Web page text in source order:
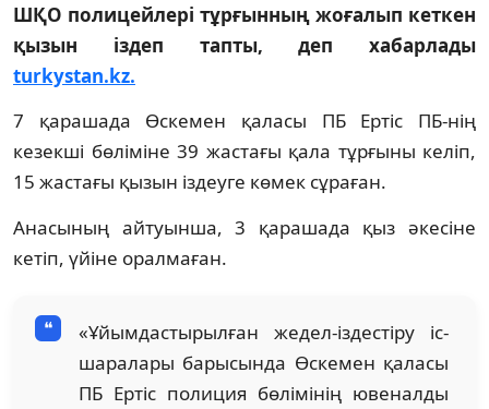
ШҚО полицейлері тұрғынның жоғалып кеткен
қызын іздеп тапты, деп хабарлады
turkystan.kz.
7 қарашада Өскемен қаласы ПБ Ертіс ПБ-нің
кезекші бөліміне 39 жастағы қала тұрғыны келіп,
15 жастағы қызын іздеуге көмек сұраған.
Анасының айтуынша, 3 қарашада қыз әкесіне
кетіп, үйіне оралмаған.
«Ұйымдастырылған жедел-іздестіру іс-
шаралары барысында Өскемен қаласы
ПБ Ертіс полиция бөлімінің ювеналды